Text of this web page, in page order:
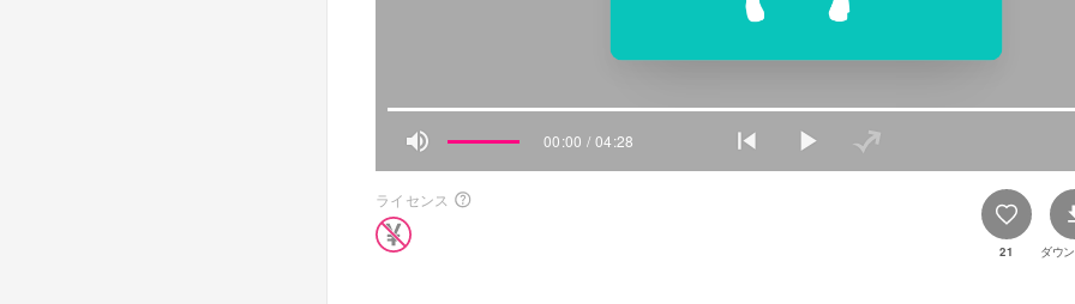
00:00 / 04:28
ライセンス
21 ダウ